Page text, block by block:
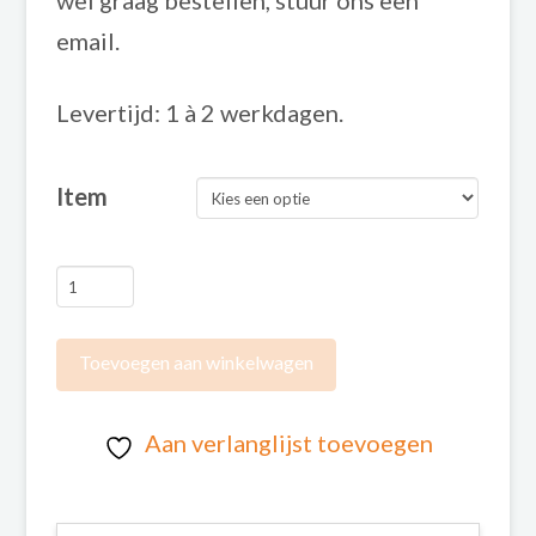
email.
Levertijd: 1 à 2 werkdagen.
Item
Keecie
Hang
aantal
Toevoegen aan winkelwagen
Aan verlanglijst toevoegen